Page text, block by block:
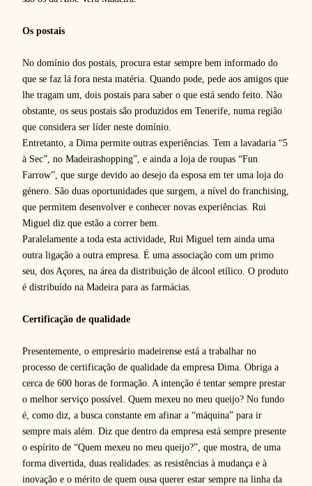
Os postais
No domínio dos postais, procura estar sempre bem informado do
que se faz lá fora nesta matéria. Quando pode, pede aos amigos que
lhe tragam um, dois postais para saber o que está sendo feito. Não
obstante, os seus postais são produzidos em Tenerife, numa região
que considera ser líder neste domínio.
Entretanto, a Dima permite outras experiências. Tem a lavadaria “5
à Sec”, no Madeirashopping”, e ainda a loja de roupas “Fun
Farrow”, que surge devido ao desejo da esposa em ter uma loja do
género. São duas oportunidades que surgem, a nível do franchising,
que permitem desenvolver e conhecer novas experiências. Rui
Miguel diz que estão a correr bem.
Paralelamente a toda esta actividade, Rui Miguel tem ainda uma
outra ligação a outra empresa. É uma associação com um primo
seu, dos Açores, na área da distribuição de álcool etílico. O produto
é distribuído na Madeira para as farmácias.
Certificação de qualidade
Presentemente, o empresário madeirense está a trabalhar no
processo de certificação de qualidade da empresa Dima. Obriga a
cerca de 600 horas de formação. A intenção é tentar sempre prestar
o melhor serviço possível. Quem mexeu no meu queijo? No fundo
é, como diz, a busca constante em afinar a “máquina” para ir
sempre mais além. Diz que dentro da empresa está sempre presente
o espírito de “Quem mexeu no meu queijo?”, que mostra, de uma
forma divertida, duas realidades: as resistências à mudança e à
inovação e o mérito de quem ousa querer estar sempre na linha da